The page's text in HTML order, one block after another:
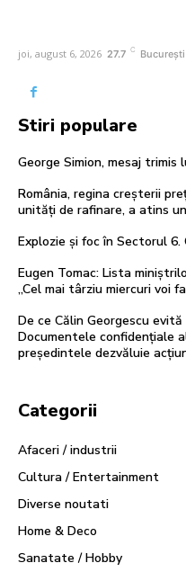
joi, august 6, 2026 27.7 C București
Stiri populare
George Simion, mesaj trimis
România, regina creșterii
unități de rafinare, a atins
Explozie și foc în Sectorul
Eugen Tomac: Lista
„Cel mai târziu miercuri voi
De ce Călin Georgescu
Documentele confidențiale
președintele dezvăluie
Categorii
Afaceri / industrii
Cultura / Entertainment
Diverse noutati
Home & Deco
Sanatate / Hobby